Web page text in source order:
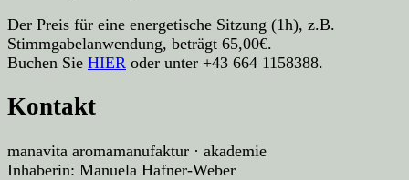
Der Preis für eine energetische Sitzung (1h), z.B.
Stimmgabelanwendung, beträgt 65,00€.
Buchen Sie HIER oder unter +43 664 1158388.
Kontakt
manavita aromamanufaktur · akademie
Inhaberin: Manuela Hafner-Weber